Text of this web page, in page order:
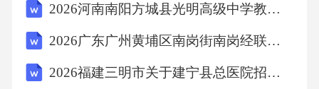
意应是：互联网在诞生时只是一个很平民化的
实验项目。故选B。
考点言语理解6、欣赏中国书法，意义存在于忘
2026河南南阳方城县光明高级中学教师招聘59人备考题库及完整答案详解一套
2026广东广州黄埔区南岗街南岗经联社招聘工作人员的1人备考题库（出纳）附答案详解（能力提升）
2026福建三明市关于建宁县总医院招聘编外专业技术人员8人的备考题库含答案详解（达标题）